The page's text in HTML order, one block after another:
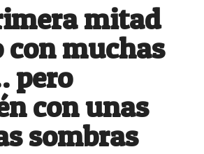
mitad
con muchas
pero
con unas
sombras